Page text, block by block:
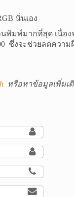
นั่นเอง
นพิมพ์มากที่สุด เนื่อ
ซึ่งจะช่วยลดคว
หรือหาข้อมูลเพิ่มเ